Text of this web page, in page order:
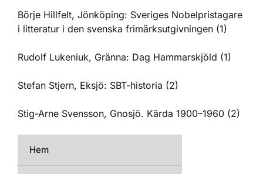
Börje Hillfelt, Jönköping: Sveriges Nobelpristagare
i litteratur i den svenska frimärksutgivningen (1)
Rudolf Lukeniuk, Gränna: Dag Hammarskjöld (1)
Stefan Stjern, Eksjö: SBT-historia (2)
Stig-Arne Svensson, Gnosjö. Kärda 1900–1960 (2)
Hem